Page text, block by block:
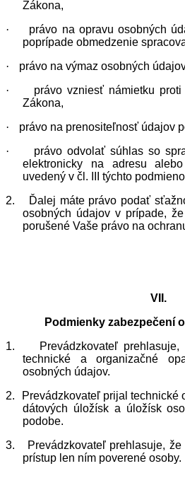
Zákona,
·
právo na opravu osobných
poprípade obmedzenie
·
právo na výmaz osobných
·
právo vzniesť námietku
Zákona,
·
právo na prenositeľnosť údajov
·
právo odvolať súhlas so
elektronicky na adresu
uvedený v čl. III týchto
2.
Ďalej máte právo podať
osobných údajov v prípade,
porušené Vaše právo na
VII.
Podmienky zabezpečení
1.
Prevádzkovateľ
technické a organizačné
osobných údajov.
2.
Prevádzkovateľ prijal technické
dátových úložísk a úložísk
podobe.
3.
Prevádzkovateľ prehlasuje,
prístup len ním poverené osoby.